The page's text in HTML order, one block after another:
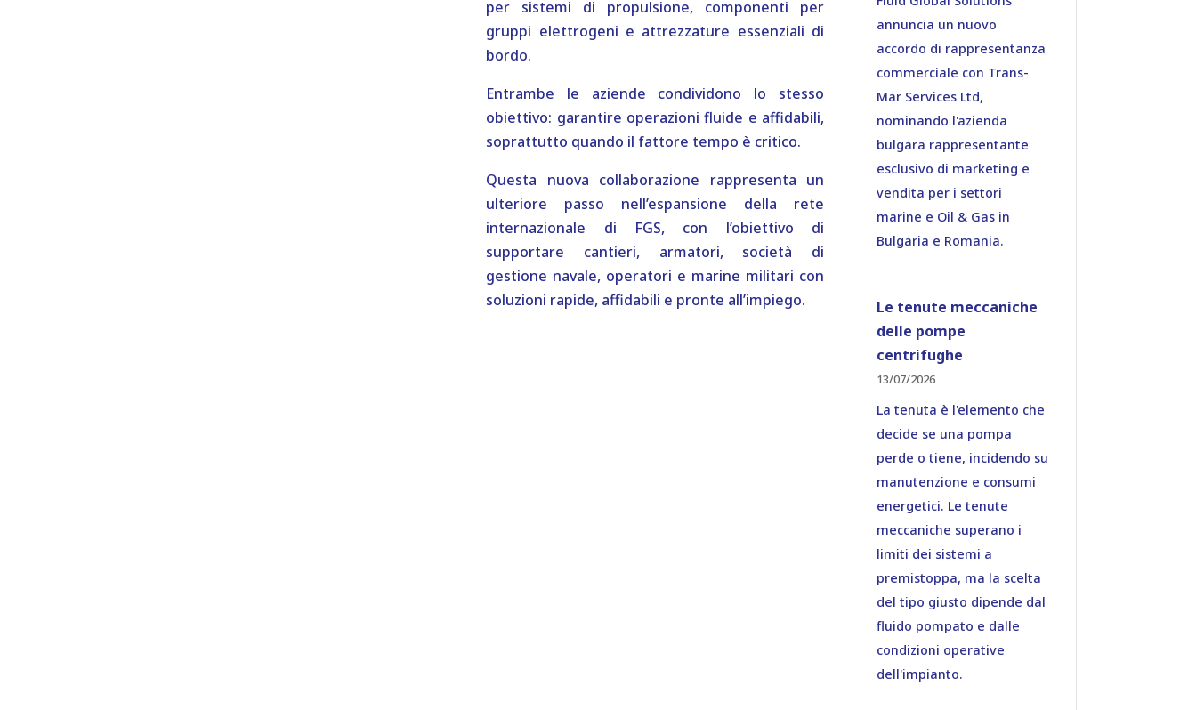
per sistemi di propulsione, componenti per
gruppi elettrogeni e attrezzature essenziali di
bordo.
Entrambe le aziende condividono lo stesso
obiettivo: garantire operazioni fluide e affidabili,
soprattutto quando il fattore tempo è critico.
Questa nuova collaborazione rappresenta un
ulteriore passo nell’espansione della rete
internazionale di FGS, con l’obiettivo di
supportare cantieri, armatori, società di
gestione navale, operatori e marine militari con
soluzioni rapide, affidabili e pronte all’impiego.
annuncia un nuovo
accordo di rappresentanza
commerciale con Trans-
Mar Services Ltd,
nominando l'azienda
bulgara rappresentante
esclusivo di marketing e
vendita per i settori
marine e Oil & Gas in
Bulgaria e Romania.
Le tenute meccaniche
delle pompe
centrifughe
13/07/2026
La tenuta è l'elemento che
decide se una pompa
perde o tiene, incidendo su
manutenzione e consumi
energetici. Le tenute
meccaniche superano i
limiti dei sistemi a
premistoppa, ma la scelta
del tipo giusto dipende dal
fluido pompato e dalle
condizioni operative
dell'impianto.